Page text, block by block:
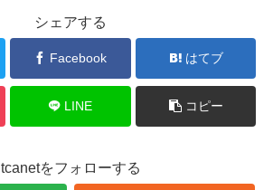
シェアする
Facebook はてブ
LINE コピー
tcanetをフォローする